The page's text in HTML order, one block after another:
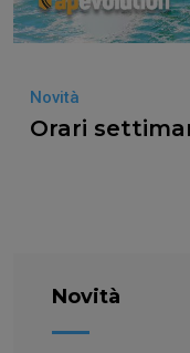
Novità
Orari
Novità